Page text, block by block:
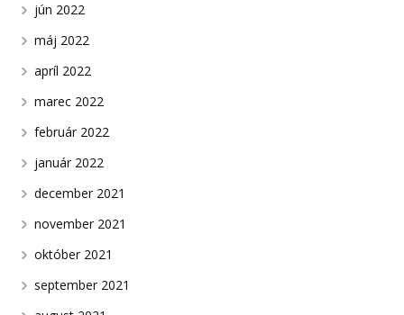
jún 2022
máj 2022
apríl 2022
marec 2022
február 2022
január 2022
december 2021
november 2021
október 2021
september 2021